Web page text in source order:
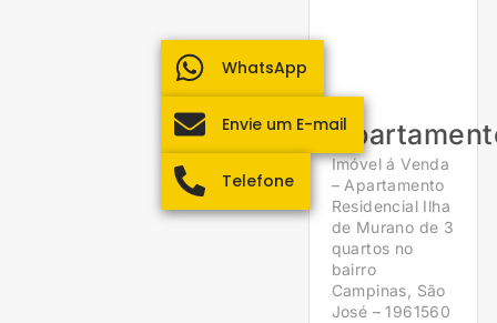
Imóvel á Venda
– Apartamento
Residencial Ilha
de Murano de 3
quartos no
bairro
Campinas, São
José – 1961560
WhatsApp
Envie um E-mail
Telefone